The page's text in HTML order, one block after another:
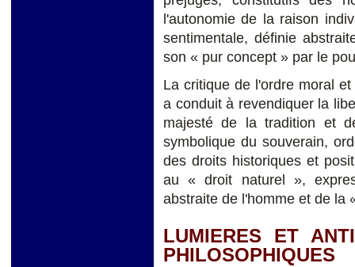
l'autonomie de la raison
sentimentale, définie
son « pur concept » par le
La critique de l'ordre moral
a conduit à revendiquer la
majesté de la tradition et
symbolique du souverain,
des droits historiques et
au « droit naturel »,
abstraite de l'homme et de la
LUMIERES ET